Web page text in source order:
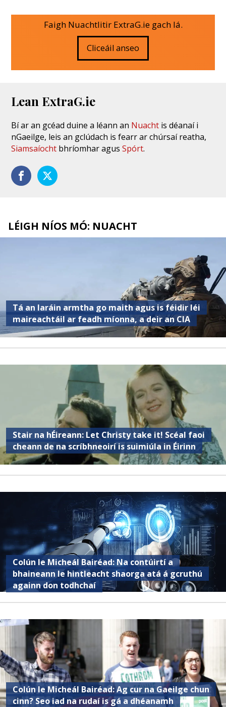
Faigh Nuachtlitir ExtraG.ie gach lá.
Cliceáil anseo
Lean ExtraG.ie
Bí ar an gcéad duine a léann an Nuacht is déanaí i
nGaeilge, leis an gclúdach is fearr ar chúrsaí reatha,
Siamsaíocht bhríomhar agusSpórt.
LÉIGH NÍOS MÓ: NUACHT
Tá an Iaráin armtha go maith agus is féidir léi
maireachtáil ar feadh míonna, a deir an CIA
Stair na hÉireann: Let Christy take it! Scéal faoi
cheann de na scríbhneoirí is suimiúla in Éirinn
Colún le Micheál Bairéad: Na contúirtí a
bhaineann le hintleacht shaorga atá á gcruthú
againn don todhchaí
Colún le Micheál Bairéad: Ag cur na Gaeilge chun
cinn? Seo iad na rudaí is gá a dhéanamh